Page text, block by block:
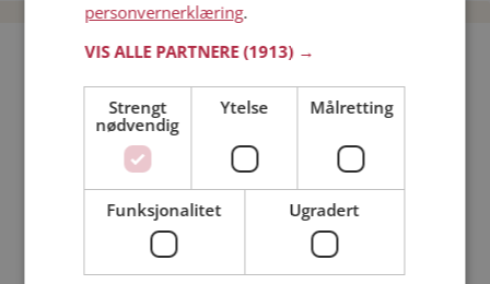
Bli medlem gratis!
Jeg er en:
personvernerklæring.
VIS ALLE PARTNERE(1913) →
Strengt
nødvendig
Ytelse Målretting
Funksjonalitet Ugradert